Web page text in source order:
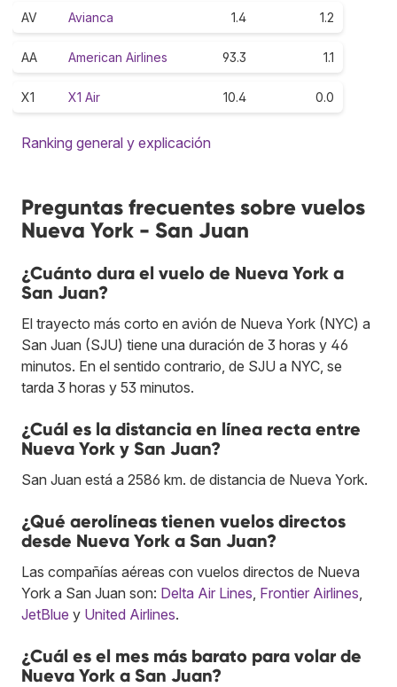
AV Avianca 1.4 1.2
AA American Airlines 93.3 1.1
X1 X1 Air 10.4 0.0
Ranking general y explicación
Preguntas frecuentes sobre vuelos
Nueva York - San Juan
¿Cuánto dura el vuelo de Nueva York a
San Juan?
El trayecto más corto en avión de Nueva York (NYC) a
San Juan (SJU) tiene una duración de 3 horas y 46
minutos. En el sentido contrario, de SJU a NYC, se
tarda 3 horas y 53 minutos.
¿Cuál es la distancia en línea recta entre
Nueva York y San Juan?
San Juan está a 2586 km. de distancia de Nueva York.
¿Qué aerolíneas tienen vuelos directos
desde Nueva York a San Juan?
Las compañías aéreas con vuelos directos de Nueva
York a San Juan son: Delta Air Lines Frontier Airlines
JetBlue y United Airlines.
¿Cuál es el mes más barato para volar de
Nueva York a San Juan?